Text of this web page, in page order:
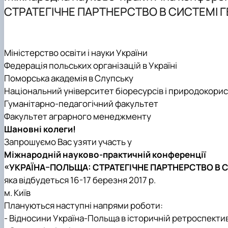
Наші випускники
Міжнародна діяльність
Спеціальність В9 «Історія та археологія» -
Як стати бакалавром за спеціальностю С3
Часті запитання та відповіді
Підготовчі курси до НМТ
Подготовчі курси до ЄВІ
Підготовка до вступу в аспірантуру
Правила прийому 2026
Контактні дані
Профорієнтаційна діяльність
Робочі програми
Навчально-методична робота кафедри МВіСН
Культурно-виховна робота
Цифрова бібліотека
Сторінка магістра
Опитування
Скринька довіри
Аспіранти кафедри
Соціологічна навчально-науково-виробнича
Міжнародні молодіжні студії
Головне про дипломатію
СТРАТЕГІЧНЕ ПАРТНЕРСТВО В СИСТЕМІ
Міністерство освіти і науки України
Федерація польських організацій в Україні
Поморська академія в Слупську
Національний університет біоресурсів і
Гуманітарно-педагогічний факультет
Факультет аграрного менеджменту
Шановні колеги!
Запрошуємо Вас узяти участь у
Міжнародній науково-практичній конференції
«УКРАЇНА–ПОЛЬЩА: СТРАТЕГІЧНЕ ПАРТНЕРСТВО
яка відбудеться 16-17 березня 2017 р.
м. Київ
Плануються наступні напрями роботи:
-Відносини Україна-Польща в історичній